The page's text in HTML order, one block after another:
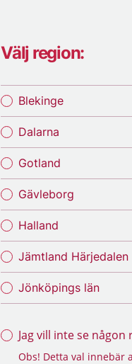
Välj region:
Blekinge
Dalarna
Gotland
Gävleborg
Halland
Jämtland Härjedalen
Jönköpings län
Jag vill inte se
Obs! Detta val innebär